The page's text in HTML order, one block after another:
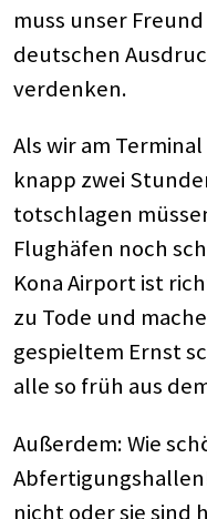
muss unser
deutschen
verdenken.
Als wir am
knapp zwei
totschlagen
Flughäfen noch
Kona Airport ist
zu Tode und
gespieltem Ernst
alle so früh aus
Außerdem: Wie
nicht oder sie sind